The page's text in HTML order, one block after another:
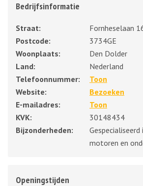
Bedrijfsinformatie
Straat:
Fornheselaan
Postcode:
3734GE
Woonplaats:
Den Dolder
Land:
Nederland
Telefoonnummer:
Toon
Website:
Bezoeken
E-mailadres:
Toon
KVK:
30148434
Bijzonderheden:
motoren en
Openingstijden